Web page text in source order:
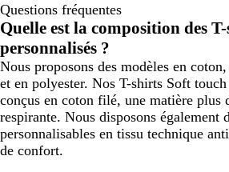
Questions fréquentes
Quelle est la composition des
personnalisés ?
Nous proposons des modèles en
et en polyester. Nos T-shirts Soft
conçus en coton filé, une matière plus
respirante. Nous disposons également
personnalisables en tissu technique
de confort.